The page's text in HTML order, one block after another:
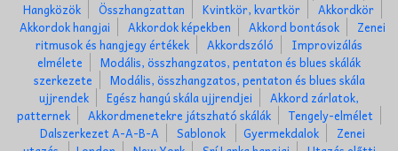
Hangközök
Összhangzattan Kvintkör, kvartkör
Akkordkör
Akkordok hangjai
Akkordok képekben Akkord bontások
Zenei
ritmusok és hangjegy értékek
Akkordszóló
Improvizálás
elmélete
Modális, összhangzatos, pentaton és blues skálák
szerkezete
Modális, összhangzatos, pentaton és blues skála
ujjrendek
Egész hangú skála ujjrendjei
Akkord zárlatok,
patternek
Akkordmenetekre játszható skálák
Tengely-elmélet
Dalszerkezet A-A-B-A
Sablonok Gyermekdalok
Zenei